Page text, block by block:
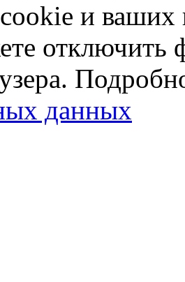
и
отключить
данных